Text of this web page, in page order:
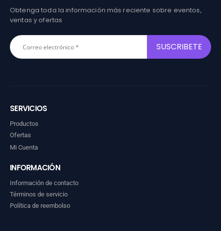
Obtenga toda la información más reciente sobre eventos,
ventas y ofertas
SERVICIOS
Productos
Ofertas
Mi Cuenta
INFORMACIÓN
Información de contacto
Términos de servicio
Política de reembolso